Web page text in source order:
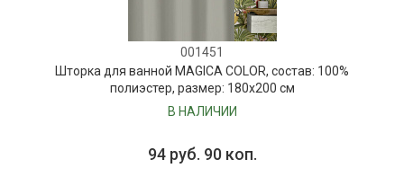
001451
Шторка для ванной MAGICA COLOR, состав: 100%
полиэстер, размер: 180х200 см
В НАЛИЧИИ
94 руб. 90 коп.